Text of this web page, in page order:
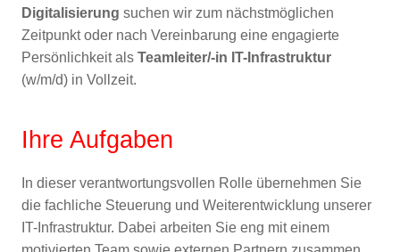
Digitalisierung suchen wir zum nächstmöglichen
Zeitpunkt oder nach Vereinbarung eine engagierte
Persönlichkeit als Teamleiter/-in IT-Infrastruktur
(w/m/d) in Vollzeit.
Ihre Aufgaben
In dieser verantwortungsvollen Rolle übernehmen Sie
die fachliche Steuerung und Weiterentwicklung unserer
IT-Infrastruktur. Dabei arbeiten Sie eng mit einem